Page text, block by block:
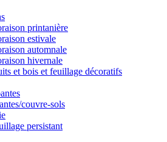
printanière
estivale
automnale
hivernale
et bois et feuillage décoratifs
couvre-sols
persistant